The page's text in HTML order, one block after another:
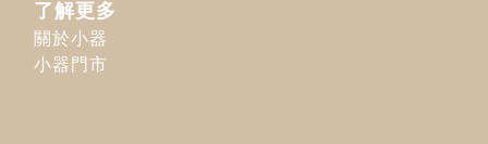
了解更多
關於小器
小器門市